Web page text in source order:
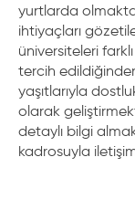
yurtlarda
ihtiyaçları
üniversiteleri
tercih
yaşıtlarıyla
olarak
detaylı bilgi
kadrosuyla